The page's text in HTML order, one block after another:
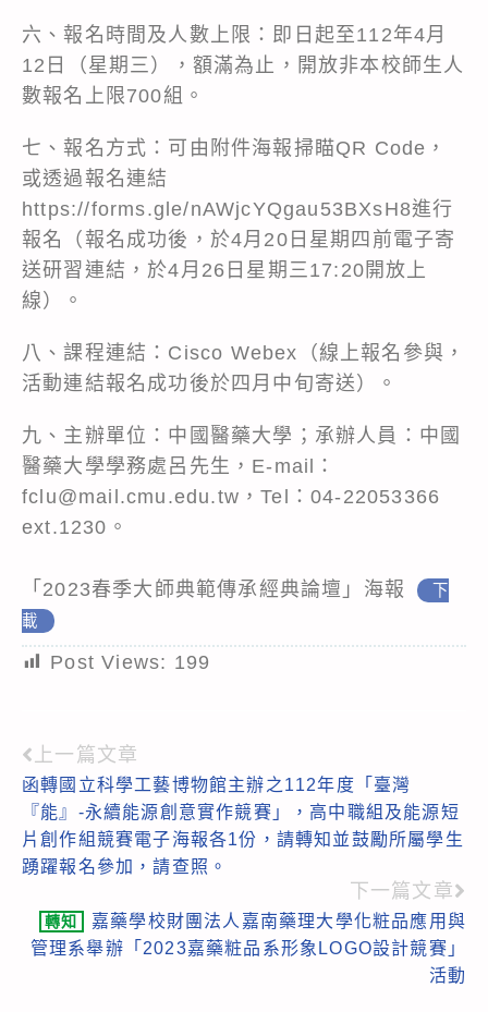
六、報名時間及人數上限：即日起至112年4月
12日（星期三），額滿為止，開放非本校師生人
數報名上限700組。
七、報名方式：可由附件海報掃瞄QR Code，
或透過報名連結
https://forms.gle/nAWjcYQgau53BXsH8進行
報名（報名成功後，於4月20日星期四前電子寄
送研習連結，於4月26日星期三17:20開放上
線）。
八、課程連結：Cisco Webex（線上報名參與，
活動連結報名成功後於四月中旬寄送）。
九、主辦單位：中國醫藥大學；承辦人員：中國
醫藥大學學務處呂先生，E-mail：
fclu@mail.cmu.edu.tw，Tel：04-22053366
ext.1230。
「2023春季大師典範傳承經典論壇」海報
下
載
Post Views: 199
Read
more
articles
上一篇文章
函轉國立科學工藝博物館主辦之112年度「臺灣
『能』-永續能源創意實作競賽」，高中職組及能源短
片創作組競賽電子海報各1份，請轉知並鼓勵所屬學生
踴躍報名參加，請查照。
下一篇文章
轉知
嘉藥學校財團法人嘉南藥理大學化粧品應用與
管理系舉辦「2023嘉藥粧品系形象LOGO設計競賽」
活動